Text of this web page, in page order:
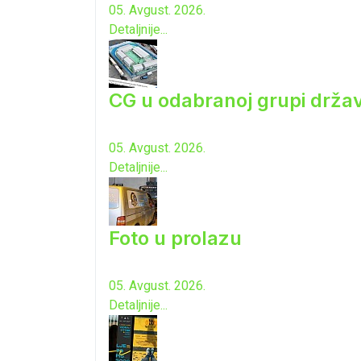
05. Avgust. 2026.
Detaljnije...
CG u odabranoj grupi
05. Avgust. 2026.
Detaljnije...
Foto u prolazu
05. Avgust. 2026.
Detaljnije...